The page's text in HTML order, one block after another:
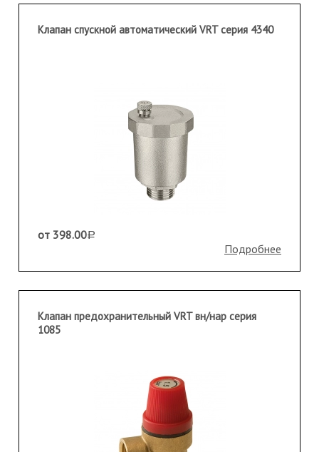
Клапан спускной автоматический VRT серия 4340
от 398.00a
Подробнее
Клапан предохранительный VRT вн/нар серия
1085